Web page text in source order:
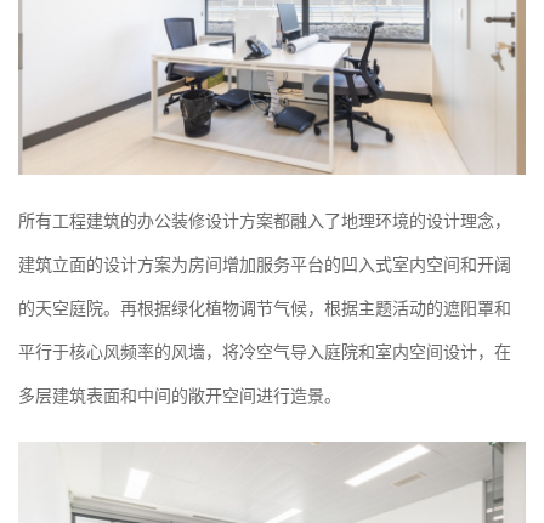
所有工程建筑的办公装修设计方案都融入了地理环境的设计理念，
建筑立面的设计方案为房间增加服务平台的凹入式室内空间和开阔
的天空庭院。再根据绿化植物调节气候，根据主题活动的遮阳罩和
平行于核心风频率的风墙，将冷空气导入庭院和室内空间设计，在
多层建筑表面和中间的敞开空间进行造景。